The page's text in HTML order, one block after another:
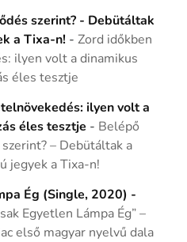
szerint? - Debütáltak
a Tixa-n! -Zord időkben
ilyen volt a dinamikus
éles tesztje
ilyen volt a
éles tesztje - Belépő
– Debütáltak a
jegyek a Tixa-n!
Ég (Single, 2020) -
Egyetlen Lámpa Ég” –
első magyar nyelvű dala